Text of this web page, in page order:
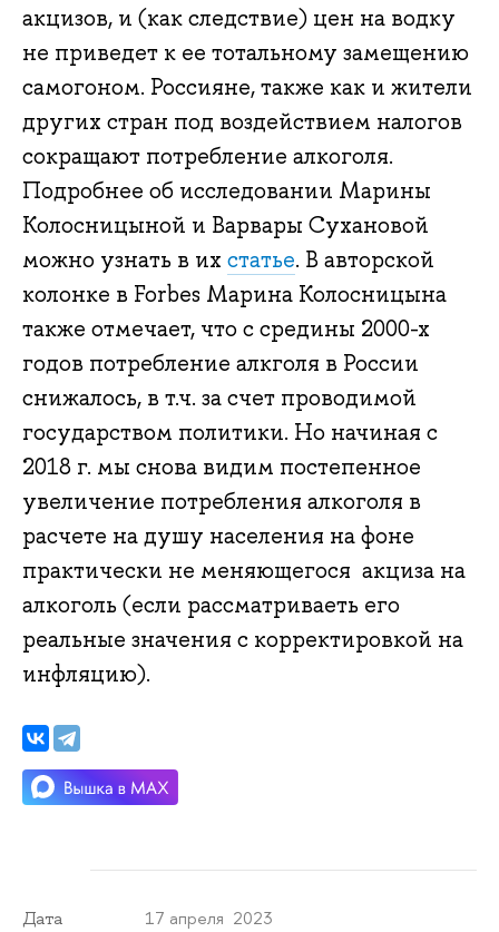
акцизов, и (как следствие) цен на водку
не приведет к ее тотальному замещению
самогоном. Россияне, также как и жители
других стран под воздействием налогов
сокращают потребление алкоголя.
Подробнее об исследовании Марины
Колосницыной и Варвары Сухановой
можно узнать в их статье. В авторской
колонке в Forbes Марина Колосницына
также отмечает, что с средины 2000-х
годов потребление алкголя в России
снижалось, в т.ч. за счет проводимой
государством политики. Но начиная с
2018 г. мы снова видим постепенное
увеличение потребления алкоголя в
расчете на душу населения на фоне
практически не меняющегося акциза на
алкоголь (если рассматриваеть его
реальные значения с корректировкой на
инфляцию).
Дата 17 апреля 2023